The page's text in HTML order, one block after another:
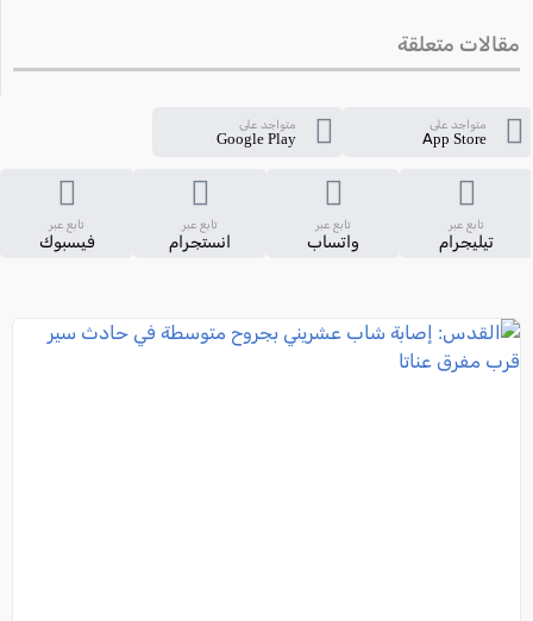
مقالات متعلقة
متواجد على
App Store
متواجد على
Google Play
تابع عبر
تيليجرام
تابع عبر
واتساب
تابع عبر
انستجرام
تابع عبر
فيسبوك